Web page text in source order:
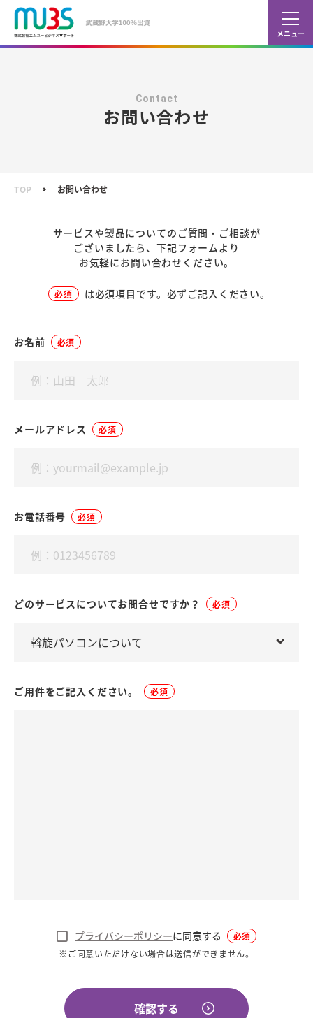
カ
シ
Contact
お問い合わせ
TOP お問い合わせ
サービスや製品についてのご質問・ご相談が
ございましたら、 下記フォームより
お気軽にお問い合わせください。
必須 は必須項目です。必ずご記入ください。
お名前 必須
メールアドレス 必須
お電話番号 必須
どのサービスについてお問合せですか？ 必須
ご用件をご記入ください。 必須
プライバシーポリシーに同意する
必須
※ご同意いただけない場合は送信ができません。
確認する